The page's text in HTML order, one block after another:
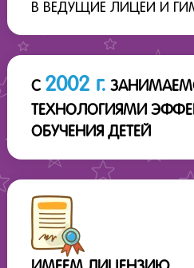
В ВЕДУЩИЕ ЛИЦЕИ И
С 2002 г.
ТЕХНОЛОГИЯМИ
ОБУЧЕНИЯ ДЕТЕЙ